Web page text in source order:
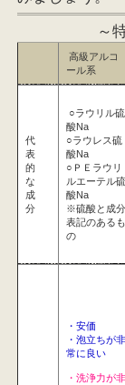
～
高級アルコ
ール系
代
表
的
な
成
分
○ラウリル硫
酸Na
○ラウレス硫
酸Na
○ＰＥラウリ
ルエーテル硫
酸Na
※硫酸と成分
表記のあるも
の
・安価
・泡立ちが非
常に良い
・洗浄力が非